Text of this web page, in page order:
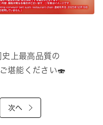
上最高品質の
堪能ください🍣
次へ